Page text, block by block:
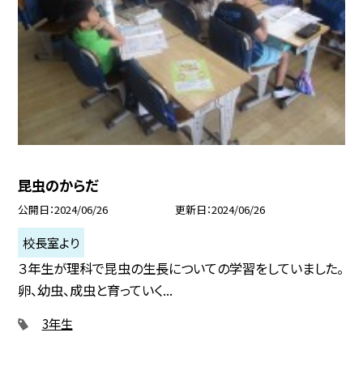
昆虫のからだ
公開日 2024/06/26 更新日 2024/06/26
校長室より
３年生が理科で昆虫の生長についての学習をしていました。
卵、幼虫、成虫と育っていく...
3年生